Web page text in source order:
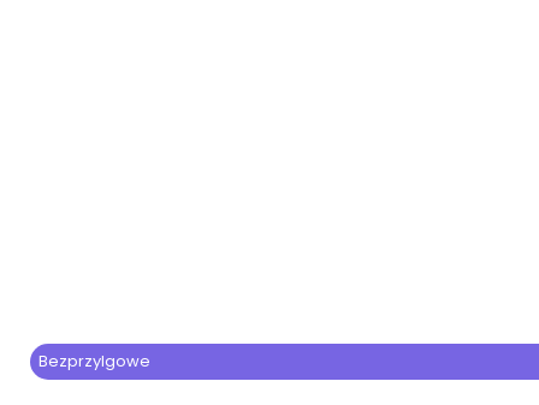
Bezprzylgowe